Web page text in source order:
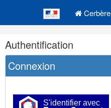
Cerbère
Navigation
et
outils
annexes
Authentification
Connexion
S'identifier avec